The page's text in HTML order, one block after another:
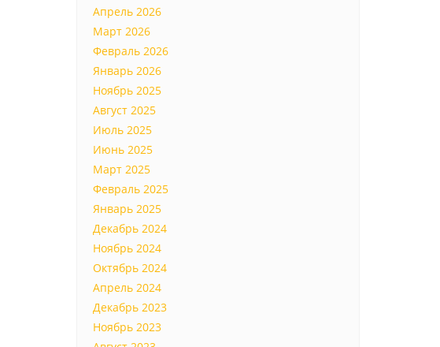
Апрель 2026
Март 2026
Февраль 2026
Январь 2026
Ноябрь 2025
Август 2025
Июль 2025
Июнь 2025
Март 2025
Февраль 2025
Январь 2025
Декабрь 2024
Ноябрь 2024
Октябрь 2024
Апрель 2024
Декабрь 2023
Ноябрь 2023